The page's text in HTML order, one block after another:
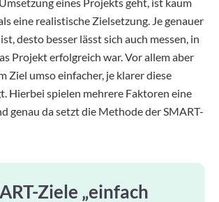
eine realistische Zielsetzung. Je genauer
desto besser lässt sich auch messen, in
Projekt erfolgreich war. Vor allem aber
Ziel umso einfacher, je klarer diese
Hierbei spielen mehrere Faktoren eine
genau da setzt die Methode der SMART-
Ziele „einfach